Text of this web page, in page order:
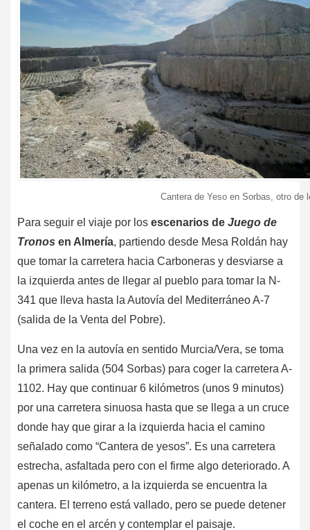
Cantera de Yeso en Sorbas, otro de
Para seguir el viaje por los escenarios de Juego de
Tronos en Almería, partiendo desde Mesa Roldán hay
que tomar la carretera hacia Carboneras y desviarse a
la izquierda antes de llegar al pueblo para tomar la N-
341 que lleva hasta la Autovía del Mediterráneo A-7
(salida de la Venta del Pobre).
Una vez en la autovía en sentido Murcia/Vera, se toma
la primera salida (504 Sorbas) para coger la carretera A-
1102. Hay que continuar 6 kilómetros (unos 9 minutos)
por una carretera sinuosa hasta que se llega a un cruce
donde hay que girar a la izquierda hacia el camino
señalado como “Cantera de yesos”. Es una carretera
estrecha, asfaltada pero con el firme algo deteriorado. A
apenas un kilómetro, a la izquierda se encuentra la
cantera. El terreno está vallado, pero se puede detener
el coche en el arcén y contemplar el paisaje.